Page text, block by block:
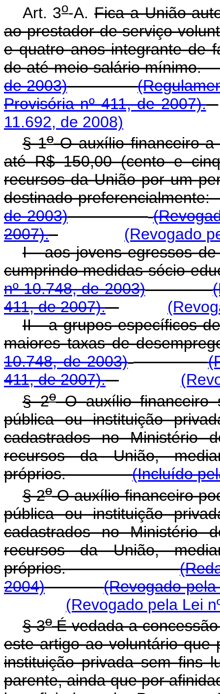
Art. 3o-A.Fica a União
ao prestador de serviço
e quatro anos integrante de
de até meio salário
de 2003)
Provisória nº 411, de 2007).
11.692, de 2008)
§ 1oO auxílio financeiro a
até R$ 150,00 (cento e
recursos da União por um
destinado
de 2003)
2007).
(Revogado
I - aos jovens egressos
cumprindo medidas
nº 10.748, de 2003)
411, de 2007).
II - a grupos específicos
maiores taxas de
10.748, de 2003)
411, de 2007).
§ 2oO auxílio financeiro
pública ou instituição
cadastrados no Ministério
recursos da União,
próprios.(Incluído
§ 2oO auxílio financeiro
pública ou instituição
cadastrados no Ministério
recursos da União,
próprios.
2004)
(Revogado
(Revogado pela Lei
§ 3oÉ vedada a
este artigo ao voluntário que
instituição privada sem fins
parente, ainda que por